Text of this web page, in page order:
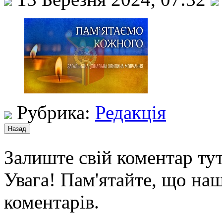
Рубрика: Редакція
Залиште свій коментар
Увага! Пам'ятайте, що
коментарів.